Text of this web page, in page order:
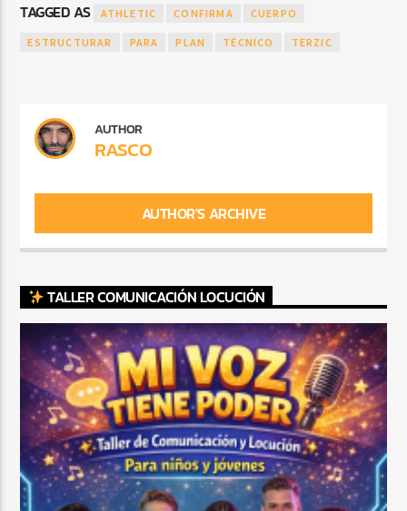
TAGGED AS ATHLETIC CONFIRMA CUERPO
ESTRUCTURAR PARA PLAN TÉCNICO TERZIC
AUTHOR
RASCO
AUTHOR'S ARCHIVE
TALLER COMUNICACIÓN LOCUCIÓN